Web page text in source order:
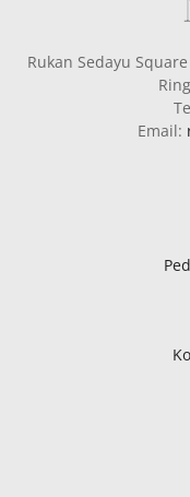
Rukan Sedayu
Email: